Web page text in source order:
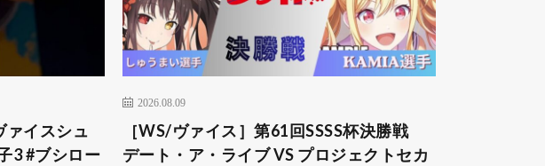
ァイスシュ
3 #ブシロー
2026.08.09
［WS/ヴァイス］第61回SSSS杯決勝戦
デート・ア・ライブ VS プロジェクトセカ